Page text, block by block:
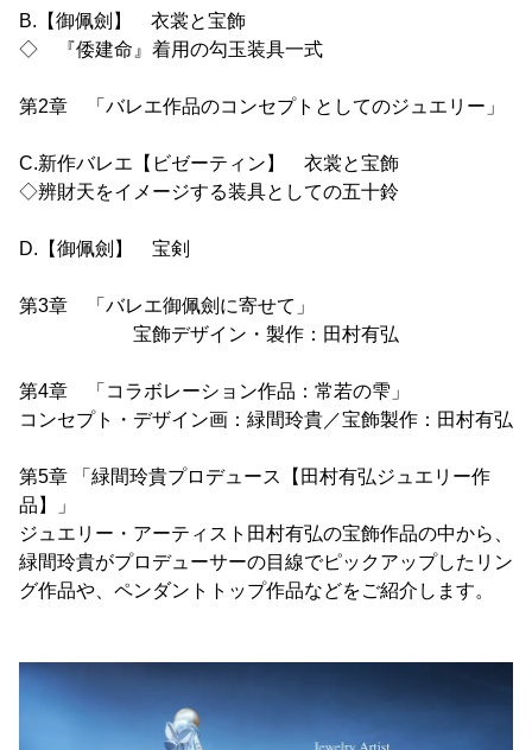
B.【御佩劍】 衣裳と宝飾
◇ 『倭建命』着用の勾玉装具一式
第2章 「バレエ作品のコンセプトとしてのジュエリー」
C.新作バレエ【ビゼーティン】 衣裳と宝飾
◇辨財天をイメージする装具としての五十鈴
D.【御佩劍】 宝剣
第3章 「バレエ御佩劍に寄せて」
宝飾デザイン・製作：田村有弘
第4章 「コラボレーション作品：常若の雫」
コンセプト・デザイン画：緑間玲貴／宝飾製作：田村有弘
第5章 「緑間玲貴プロデュース【田村有弘ジュエリー作
品】」
ジュエリー・アーティスト田村有弘の宝飾作品の中から、
緑間玲貴がプロデューサーの目線でピックアップしたリン
グ作品や、ペンダントトップ作品などをご紹介します。